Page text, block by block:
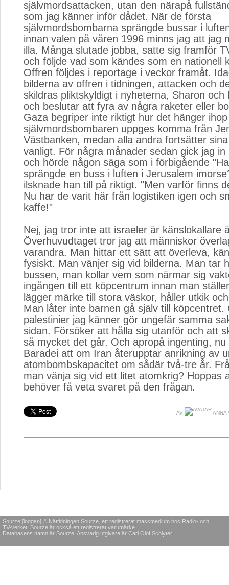
självmordsattacken, utan den närapå
som jag känner inför dådet. När de första
självmordsbombarna sprängde bussar i
innan valen på våren 1996 minns jag att jag
illa. Många slutade jobba, satte sig framför
och följde vad som kändes som en nationell
Offren följdes i reportage i veckor framåt.
bilderna av offren i tidningen, attacken och
skildras pliktskyldigt i nyheterna, Sharon och
och beslutar att fyra av några raketer eller
Gaza begriper inte riktigt hur det hänger
självmordsbombaren uppges komma från
Västbanken, medan alla andra fortsätter
vanligt. För några månader sedan gick jag
och hörde någon säga som i förbigående
sprängde en buss i luften i Jerusalem
ilsknade han till på riktigt. "Men varför finns
Nu har de varit här från logistiken igen och
kaffe!"
Nej, jag tror inte att israeler är känslokallare
Överhuvudtaget tror jag att människor
varandra. Man hittar ett sätt att överleva,
fysiskt. Man vänjer sig vid bilderna. Man tar
bussen, man kollar vem som närmar sig
ingången till ett köpcentrum innan man
lägger märke till stora väskor, håller utkik
Man låter inte barnen gå själv till köpcentret.
palestinier jag känner gör ungefär samma
sidan. Försöker att hålla sig utanför och att
så mycket det går. Och apropå ingenting, nu
Baradei att om Iran återupptar anrikning av
atombombskapacitet om sådär två-tre år.
man vänja sig vid ett litet atomkrig? Hoppas
behöver få veta svaret på den frågan.
AV ANNA
Sourze [loggan] © Nättidningen Sourze, ett registrerat massmedium hos Radio- och
TV-verket. Sourze är också ett registrerat varumärke.
Databasens namn är Sourze. Ansvarig utgivare är Carl Olof Schlyter.